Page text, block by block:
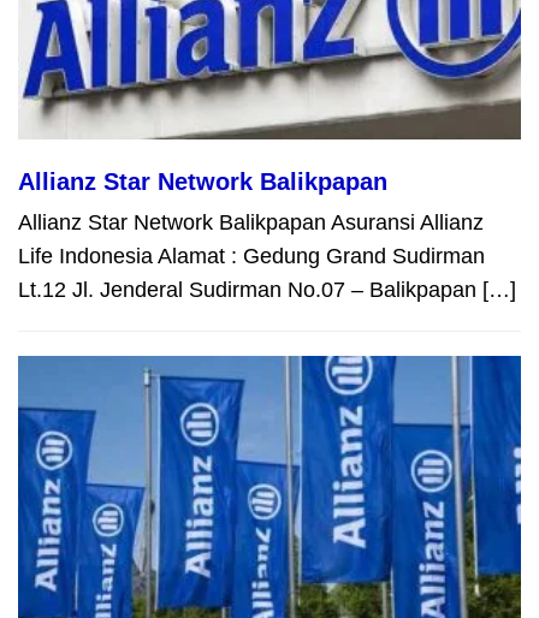
Allianz Star Network Balikpapan
Allianz Star Network Balikpapan Asuransi Allianz
Life Indonesia Alamat : Gedung Grand Sudirman
Lt.12 Jl. Jenderal Sudirman No.07 – Balikpapan […]